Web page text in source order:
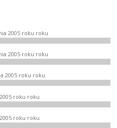
2005 roku roku
2005 roku roku
2005 roku roku
roku roku
roku roku